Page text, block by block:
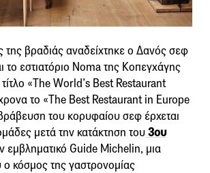
της βραδιάς αναδείχτηκε ο Δανός σεφ
το εστιατόριο Noma της Κοπεγχάγης
«The World’s Best Restaurant
το «The Best Restaurant in Europe
του κορυφαίου σεφ έρχεται
μετά την κατάκτηση του 3ου
εμβληματικό Guide Michelin, μια
κόσμος της γαστρονομίας